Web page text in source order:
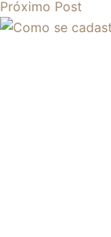
Próximo Post